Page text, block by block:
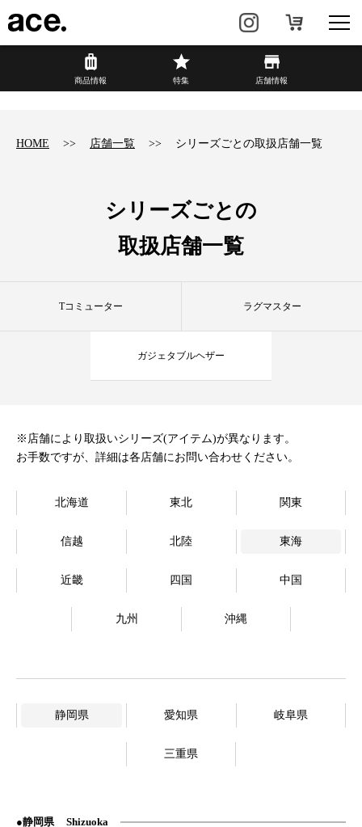
商品情報
カジュアル HAyU×ace.
店舗情報 新着情報
商品情報 特集 店舗情報
HOME 店舗一覧 シリーズごとの取扱店舗一覧
シリーズごとの
取扱店舗一覧
Tコミューター ラグマスター
ガジェタブルヘザー
※店舗により取扱いシリーズ(アイテム)が異なります。
お手数ですが、詳細は各店舗にお問い合わせください。
北海道 東北 関東
信越 北陸 東海
近畿 四国 中国
九州 沖縄
静岡県 愛知県 岐阜県
三重県
静岡県 Shizuoka